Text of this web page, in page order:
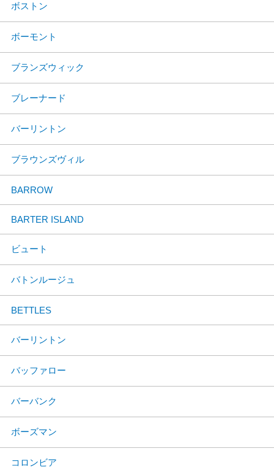
ボストン
ボーモント
ブランズウィック
ブレーナード
バーリントン
ブラウンズヴィル
BARROW
BARTER ISLAND
ビュート
バトンルージュ
BETTLES
バーリントン
バッファロー
バーバンク
ボーズマン
コロンビア